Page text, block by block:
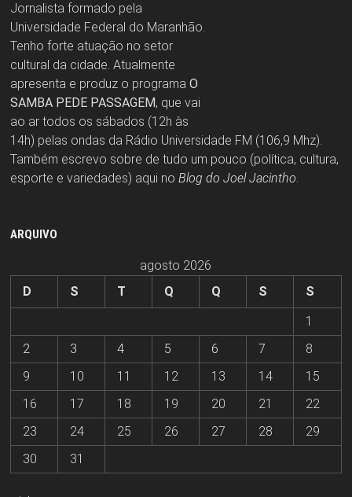
Jornalista formado pela
Universidade Federal do Maranhão.
Tenho forte atuação no setor
cultural da cidade. Atualmente
apresenta e produz o programa O
SAMBA PEDE PASSAGEM, que vai
ao ar todos os sábados (12h às
14h) pelas ondas da Rádio Universidade FM (106,9 Mhz).
Também escrevo sobre de tudo um pouco (política, cultura,
esporte e variedades) aqui no Blog do Joel Jacintho.
ARQUIVO
agosto 2026
D
S T Q Q S
S
1
2
3 4 5 6 7
8
9
10 11 12 13 14
15
16
17 18 19 20 21
22
23
24 25 26 27 28
29
30
31